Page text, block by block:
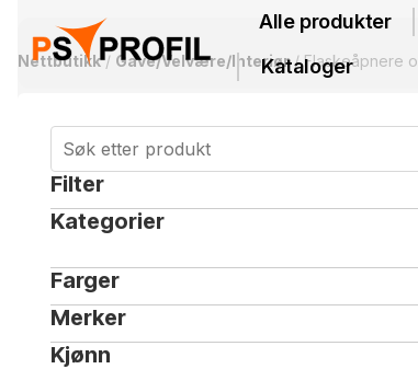
Alle produkter
Kataloger
Nettbutikk/ Gave/Velvære/Interiør/ Flaskeåpnere
Filter
Kategorier
Farger
Merker
Kjønn